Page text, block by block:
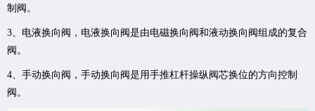
制阀。
3、电液换向阀，电液换向阀是由电磁换向阀和液动换向阀组成的复合
阀。
4、手动换向阀，手动换向阀是用手推杠杆操纵阀芯换位的方向控制
阀。